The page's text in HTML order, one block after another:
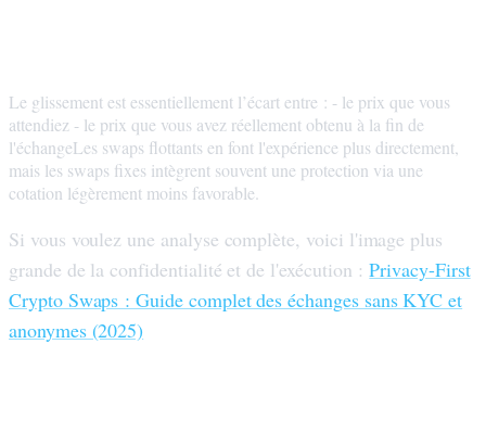
Le glissement est essentiellement l’écart entre : - le prix que vous
attendiez - le prix que vous avez réellement obtenu à la fin de
l'échangeLes swaps flottants en font l'expérience plus directement,
mais les swaps fixes intègrent souvent une protection via une
cotation légèrement moins favorable.
Si vous voulez une analyse complète, voici l'image plus
grande de la confidentialité et de l'exécution :Privacy-First
Crypto Swaps : Guide complet des échanges sans KYC et
anonymes (2025)